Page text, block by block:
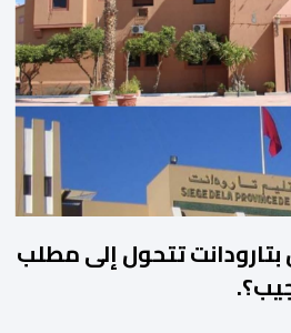
فيها الأحزاب السياسية، إلى ادراج 10 التزامات ضمن برامجها الانتخابية
مع المناطق الجبلية والانتقال من
عملية […]
بتارودانت تتحول إلى مطلب